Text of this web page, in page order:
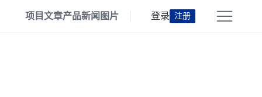
项目文章产品新闻 图片 登录 注册